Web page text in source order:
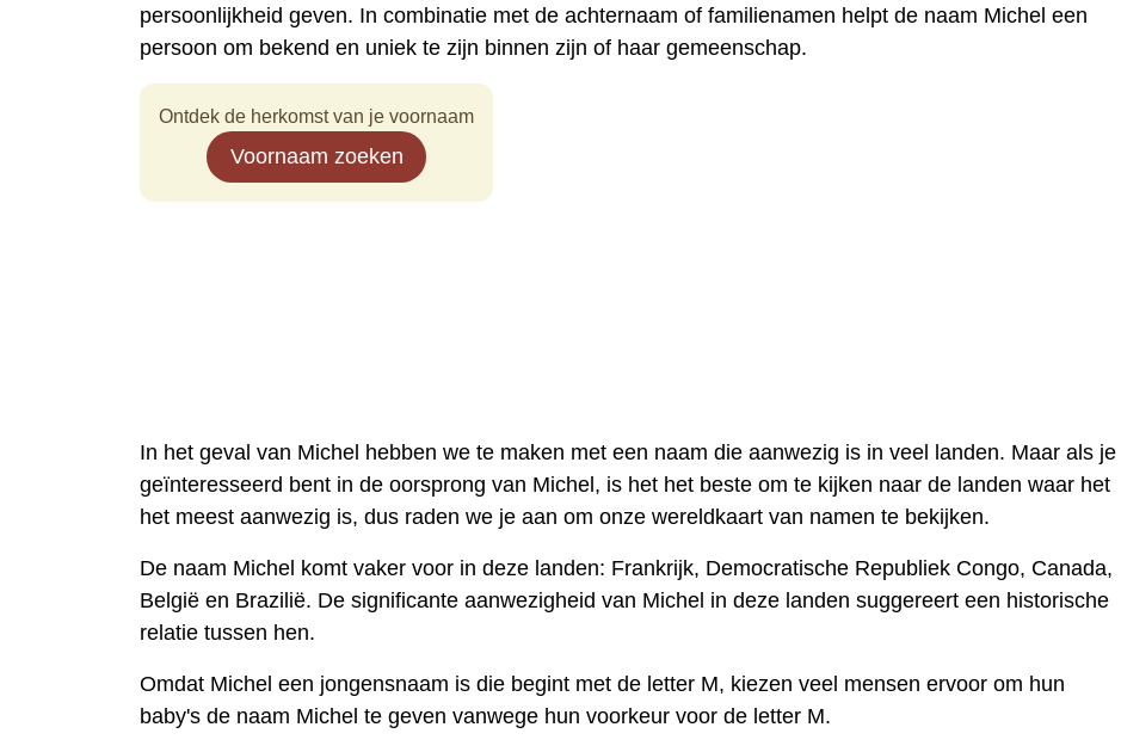
persoonlijkheid geven. In combinatie met de achternaam of familienamen helpt de naam Michel een
persoon om bekend en uniek te zijn binnen zijn of haar gemeenschap.
Ontdek de herkomst van je voornaam
Voornaam zoeken
In het geval van Michel hebben we te maken met een naam die aanwezig is in veel landen. Maar als je
geïnteresseerd bent in de oorsprong van Michel, is het het beste om te kijken naar de landen waar het
het meest aanwezig is, dus raden we je aan om onze wereldkaart van namen te bekijken.
De naam Michel komt vaker voor in deze landen: Frankrijk, Democratische Republiek Congo, Canada,
België en Brazilië. De significante aanwezigheid van Michel in deze landen suggereert een historische
relatie tussen hen.
Omdat Michel een jongensnaam is die begint met de letter M, kiezen veel mensen ervoor om hun
baby's de naam Michel te geven vanwege hun voorkeur voor de letter M.